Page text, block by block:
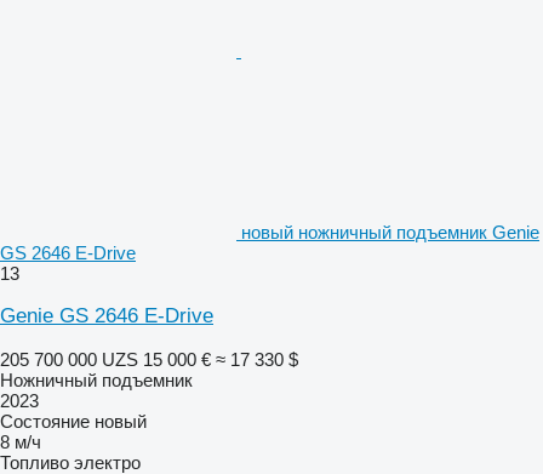
новый ножничный подъемник Genie
GS 2646 E-Drive
13
Genie GS 2646 E-Drive
205 700 000 UZS 15 000 € ≈ 17 330 $
Ножничный подъемник
2023
Состояние новый
8 м/ч
Топливо электро